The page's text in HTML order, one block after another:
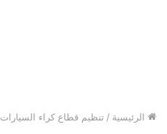
الرئيسية / تنظيم قطاع كراء السيارات